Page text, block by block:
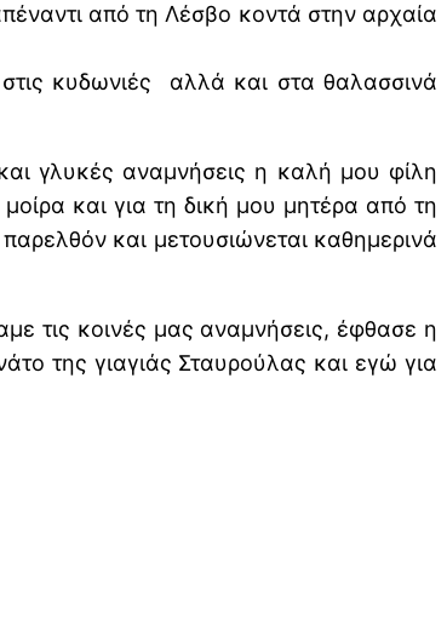
από τη Λέσβο κοντά στην αρχαία
κυδωνιές αλλά και στα θαλασσινά
γλυκές αναμνήσεις η καλή μου φίλη
και για τη δική μου μητέρα από τη
και μετουσιώνεται καθημερινά
τις κοινές μας αναμνήσεις, έφθασε η
της γιαγιάς Σταυρούλας και εγώ για